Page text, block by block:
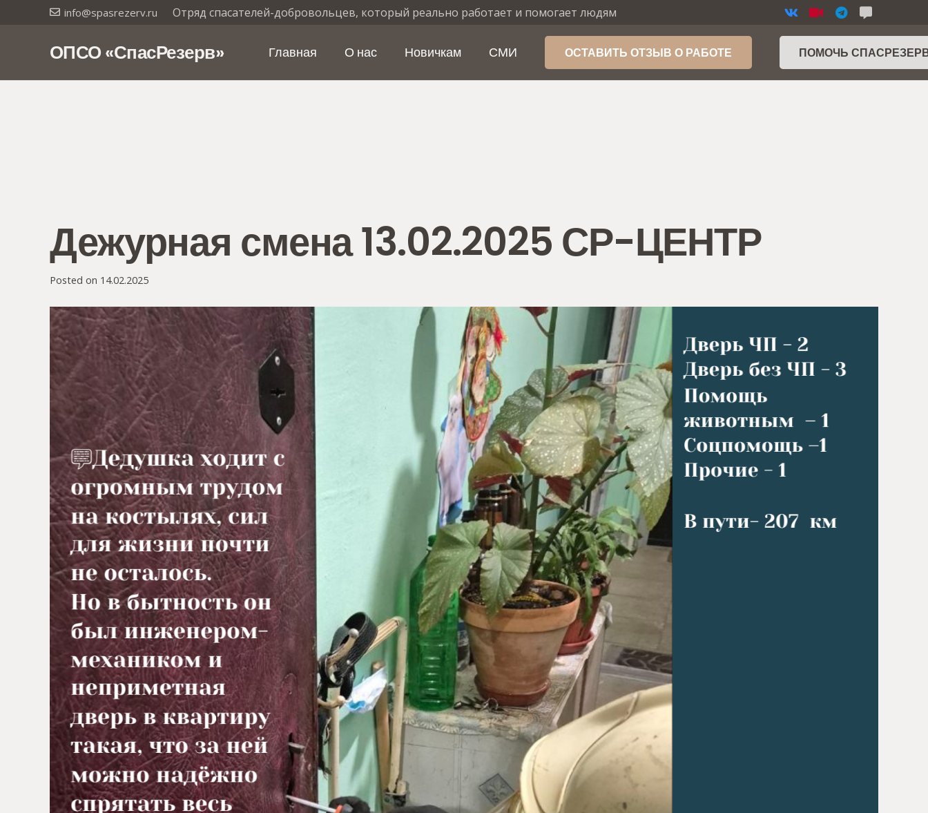
info@spasrezerv.ru Отряд спасателей-добровольцев, который реально работает и помогает людям
ОПСО «СпасРезерв» Главная О нас Новичкам СМИ ОСТАВИТЬ ОТЗЫВ О РАБОТЕ ПОМОЧЬ
Дежурная смена 13.02.2025 СР-ЦЕНТР
Posted on 14.02.2025